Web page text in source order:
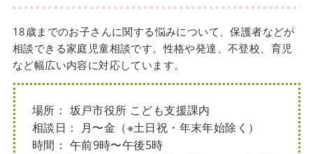
18歳までのお子さんに関する悩みについて、保護者などが
相談できる家庭児童相談です。性格や発達、不登校、育児
など幅広い内容に対応しています。
場所： 坂戸市役所 こども支援課内
相談日： 月〜金（※土日祝・年末年始除く）
時間： 午前9時〜午後5時